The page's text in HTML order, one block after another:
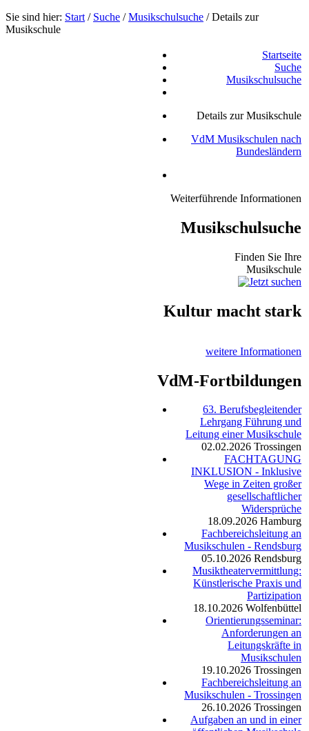
Sie sind hier: Start / Suche /Musikschulsuche /Details zur
Musikschule
Startseite
Suche
Musikschulsuche
Details zur Musikschule
VdM Musikschulen nach
Bundesländern
Weiterführende Informationen
Musikschulsuche
Finden Sie Ihre
Musikschule
Kultur macht stark
weitere Informationen
VdM-Fortbildungen
63. Berufsbegleitender
Lehrgang Führung und
Leitung einer Musikschule
02.02.2026 Trossingen
FACHTAGUNG
INKLUSION - Inklusive
Wege in Zeiten großer
gesellschaftlicher
Widersprüche
18.09.2026 Hamburg
Fachbereichsleitung an
Musikschulen - Rendsburg
05.10.2026 Rendsburg
Musiktheatervermittlung:
Künstlerische Praxis und
Partizipation
18.10.2026 Wolfenbüttel
Orientierungsseminar:
Anforderungen an
Leitungskräfte in
Musikschulen
19.10.2026 Trossingen
Fachbereichsleitung an
Musikschulen - Trossingen
26.10.2026 Trossingen
Aufgaben an und in einer